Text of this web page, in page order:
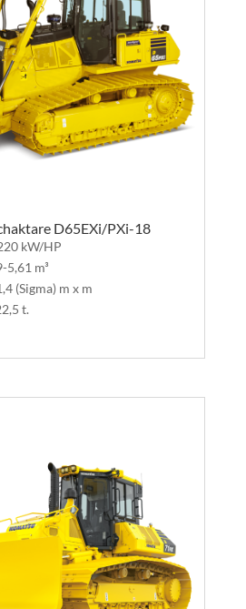
D65EXi/PXi-18
kW/HP
5,61 m³
(Sigma) m x m
t.